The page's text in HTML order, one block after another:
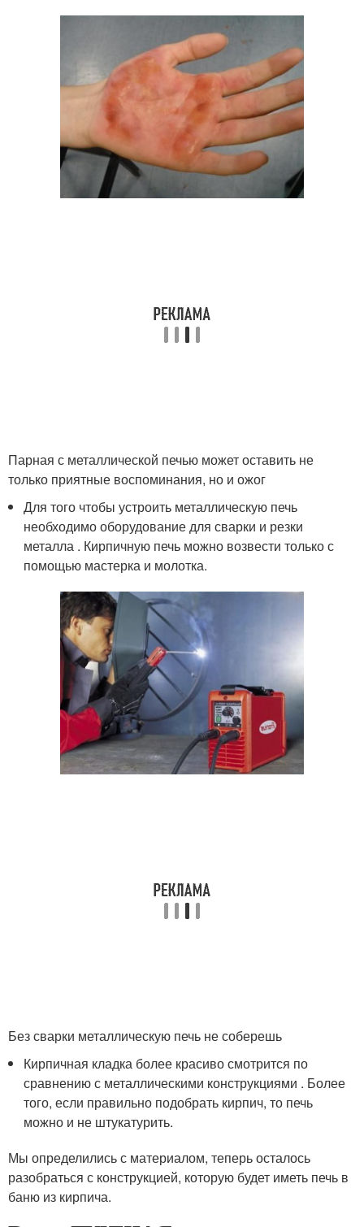
Парная с металлической печью может оставить не
только приятные воспоминания, но и ожог
Для того чтобы устроить металлическую печь
необходимо оборудование для сварки и резки
металла . Кирпичную печь можно возвести только с
помощью мастерка и молотка.
Без сварки металлическую печь не соберешь
Кирпичная кладка более красиво смотрится по
сравнению с металлическими конструкциями . Более
того, если правильно подобрать кирпич, то печь
можно и не штукатурить.
Мы определились с материалом, теперь осталось
разобраться с конструкцией, которую будет иметь печь в
баню из кирпича.